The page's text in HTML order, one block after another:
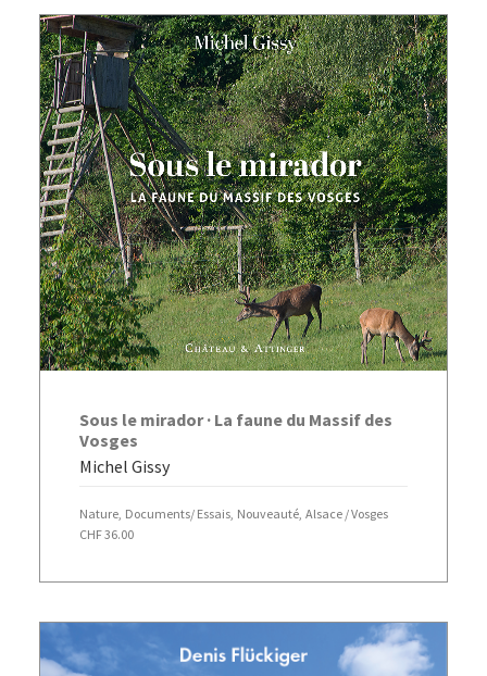
Sous le mirador · La faune du Massif des
Vosges
Michel Gissy
Nature Documents/ Essais Nouveauté Alsace / Vosges
CHF36.00